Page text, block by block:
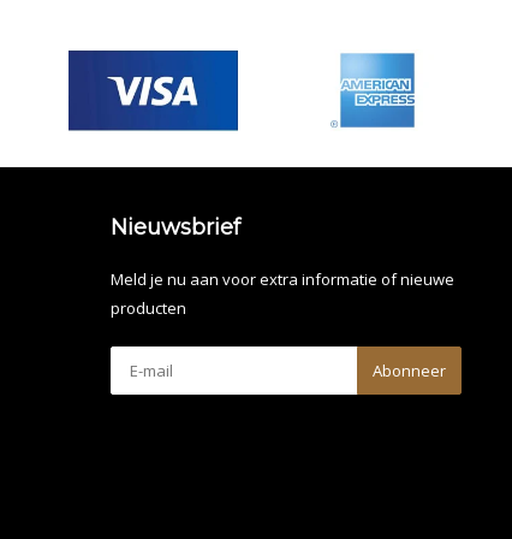
Nieuwsbrief
Meld je nu aan voor extra informatie of nieuwe
producten
Abonneer